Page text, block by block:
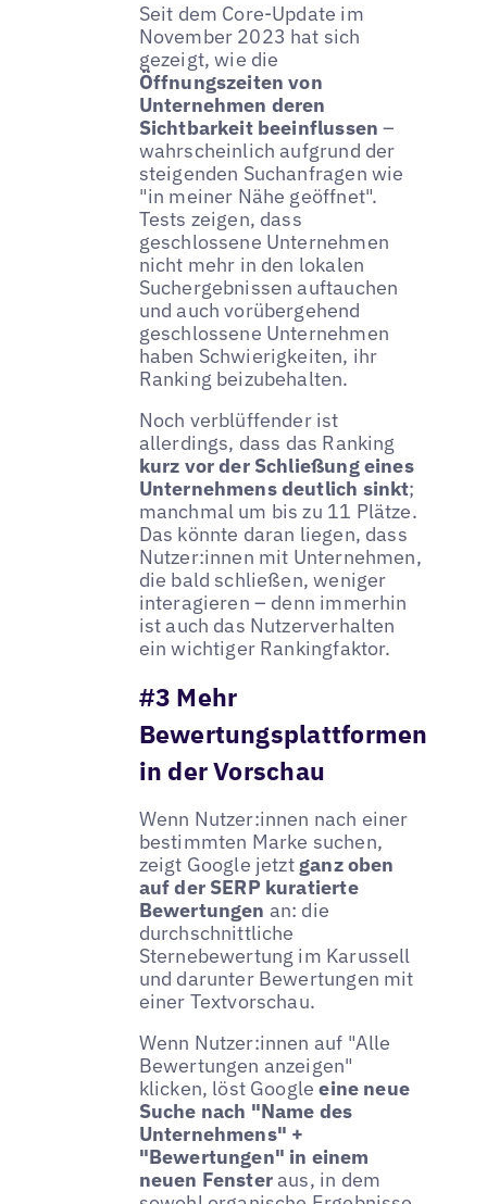
Seit dem Core-Update im
November 2023 hat sich
gezeigt, wie die
Öffnungszeiten von
Unternehmen deren
Sichtbarkeit beeinflussen –
wahrscheinlich aufgrund der
steigenden Suchanfragen wie
"in meiner Nähe geöffnet".
Tests zeigen, dass
geschlossene Unternehmen
nicht mehr in den lokalen
Suchergebnissen auftauchen
und auch vorübergehend
geschlossene Unternehmen
haben Schwierigkeiten, ihr
Ranking beizubehalten.
Noch verblüffender ist
allerdings, dass das Ranking
kurz vor der Schließung eines
Unternehmens deutlich sinkt;
manchmal um bis zu 11 Plätze.
Das könnte daran liegen, dass
Nutzer:innen mit Unternehmen,
die bald schließen, weniger
interagieren – denn immerhin
ist auch das Nutzerverhalten
ein wichtiger Rankingfaktor.
#3 Mehr
Bewertungsplattformen
in der Vorschau
Wenn Nutzer:innen nach einer
bestimmten Marke suchen,
zeigt Google jetztganz oben
auf der SERP kuratierte
Bewertungen an: die
durchschnittliche
Sternebewertung im Karussell
und darunter Bewertungen mit
einer Textvorschau.
Wenn Nutzer:innen auf "Alle
Bewertungen anzeigen"
klicken, löst Googleeine neue
Suche nach "Name des
Unternehmens" +
"Bewertungen" in einem
neuen Fensteraus, in dem